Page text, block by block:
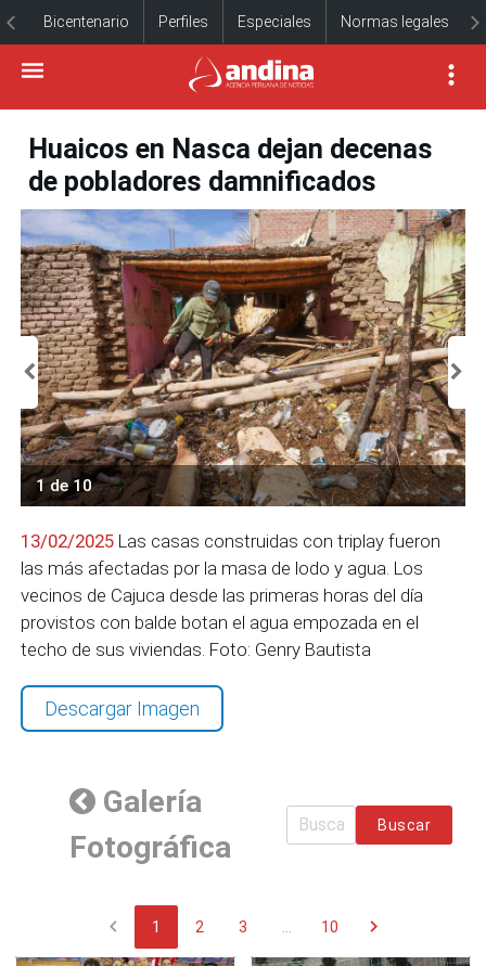
Bicentenario Perfiles Especiales Normas legales
Huaicos en Nasca dejan decenas
de pobladores damnificados
1 de 10
13/02/2025 Las casas construidas con triplay fueron
las más afectadas por la masa de lodo y agua. Los
vecinos de Cajuca desde las primeras horas del día
provistos con balde botan el agua empozada en el
techo de sus viviendas. Foto: Genry Bautista
Descargar Imagen
Galería
Fotográfica
Buscar
chevron_left 1 2 3 10 chevron_right